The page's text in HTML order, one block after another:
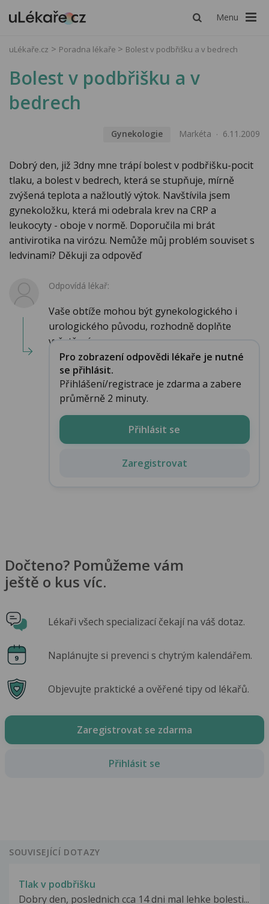
Menu
uLékaře.cz Poradna lékaře Bolest v podbřišku a v bedrech
Bolest v podbřišku a v
bedrech
Gynekologie Markéta 6.11.2009
Dobrý den, již 3dny mne trápí bolest v podbřišku-pocit
tlaku, a bolest v bedrech, která se stupňuje, mírně
zvýšená teplota a nažloutlý výtok. Navštívila jsem
gynekoložku, která mi odebrala krev na CRP a
leukocyty - oboje v normě. Doporučila mi brát
antivirotika na virózu. Nemůže můj problém souviset s
ledvinami? Děkuji za odpověď
Odpovídá lékař:
Vaše obtíže mohou být gynekologického i
urologického původu, rozhodně doplňte
vyšetření ...
Pro zobrazení odpovědi lékaře je nutné
se přihlásit.
Přihlášení/registrace je zdarma a zabere
průměrně 2 minuty.
Přihlásit se
Zaregistrovat
Dočteno? Pomůžeme vám
ještě o kus víc.
Lékaři všech specializací čekají na váš dotaz.
Naplánujte si prevenci s chytrým kalendářem.
Objevujte praktické a ověřené tipy od lékařů.
Zaregistrovat se zdarma
Přihlásit se
SOUVISEJÍCÍ DOTAZY
Tlak v podbřišku
Dobry den, poslednich cca 14 dni mal lehke bolesti...